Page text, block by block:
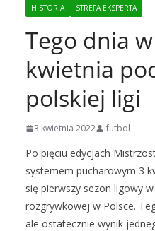
HISTORIA STREFA EKSPERTA
Tego dnia
kwietnia
polskiej ligi
3 kwietnia 2022 ifutbol
Po pięciu edycjach
systemem pucharowym 3
się pierwszy sezon ligowy
rozgrywkowej w Polsce.
ale ostatecznie wynik